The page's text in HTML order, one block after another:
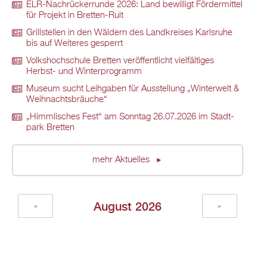
ELR-Nach­rü­ck­er­run­de 2026: Land be­wil­ligt För­der­mit­tel
für Pro­jekt in Brett­en-Ruit
Grill­stel­len in den Wäl­dern des Land­krei­ses Karls­ru­he
bis auf Wei­te­res ge­sperrt
Volks­hoch­schu­le Brett­en ver­öf­fent­licht viel­fäl­ti­ges
Herbst- und Win­ter­pro­gramm
Mu­se­um sucht Leih­ga­ben für Aus­stel­lung „Win­ter­welt &
Weih­nachts­bräu­che“
„Himm­li­sches Fest“ am Sonn­tag 26.07.2026 im Stadt­
park Brett­en
mehr Ak­tu­el­les
Au­gust 2026
« »